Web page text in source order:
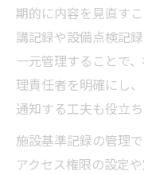
期的に内容を見直す
講記録や設備点検記
一元管理することで
理責任者を明確にし
通知する工夫も役立ち
施設基準記録の管理
アクセス権限の設定